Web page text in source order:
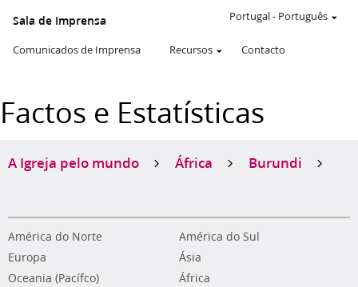
Sala de Imprensa
Comunicados de Imprensa Recursos Contacto
Portugal- Português
Factos e Estatísticas
A Igreja pelo mundo África Burundi
América do Norte
América do Sul
Europa
Ásia
Oceania (Pacífco)
África